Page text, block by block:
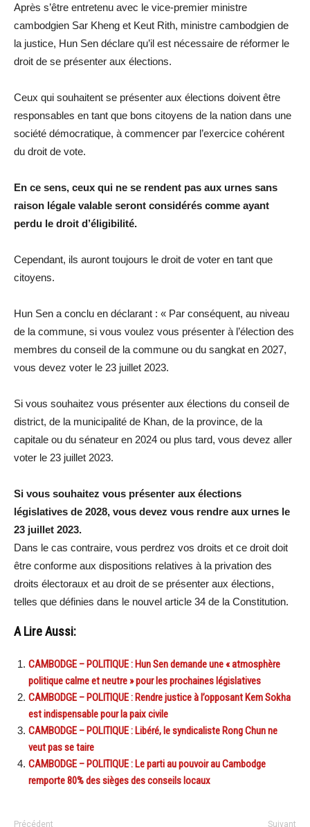
Après s’être entretenu avec le vice-premier ministre
cambodgien Sar Kheng et Keut Rith, ministre cambodgien de
la justice, Hun Sen déclare qu’il est nécessaire de réformer le
droit de se présenter aux élections.
Ceux qui souhaitent se présenter aux élections doivent être
responsables en tant que bons citoyens de la nation dans une
société démocratique, à commencer par l’exercice cohérent
du droit de vote.
En ce sens, ceux qui ne se rendent pas aux urnes sans
raison légale valable seront considérés comme ayant
perdu le droit d’éligibilité.
Cependant, ils auront toujours le droit de voter en tant que
citoyens.
Hun Sen a conclu en déclarant : « Par conséquent, au niveau
de la commune, si vous voulez vous présenter à l’élection des
membres du conseil de la commune ou du sangkat en 2027,
vous devez voter le 23 juillet 2023.
Si vous souhaitez vous présenter aux élections du conseil de
district, de la municipalité de Khan, de la province, de la
capitale ou du sénateur en 2024 ou plus tard, vous devez aller
voter le 23 juillet 2023.
Si vous souhaitez vous présenter aux élections
législatives de 2028, vous devez vous rendre aux urnes le
23 juillet 2023.
Dans le cas contraire, vous perdrez vos droits et ce droit doit
être conforme aux dispositions relatives à la privation des
droits électoraux et au droit de se présenter aux élections,
telles que définies dans le nouvel article 34 de la Constitution.
A Lire Aussi:
CAMBODGE – POLITIQUE : Hun Sen demande une « atmosphère
politique calme et neutre » pour les prochaines législatives
CAMBODGE – POLITIQUE : Rendre justice à l’opposant Kem Sokha
est indispensable pour la paix civile
CAMBODGE – POLITIQUE : Libéré, le syndicaliste Rong Chun ne
veut pas se taire
CAMBODGE – POLITIQUE : Le parti au pouvoir au Cambodge
remporte 80% des sièges des conseils locaux
Précédent Suivant